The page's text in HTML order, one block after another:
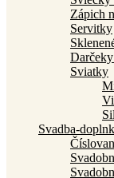
Zápich
Servitky
Sviatky
Svadba-